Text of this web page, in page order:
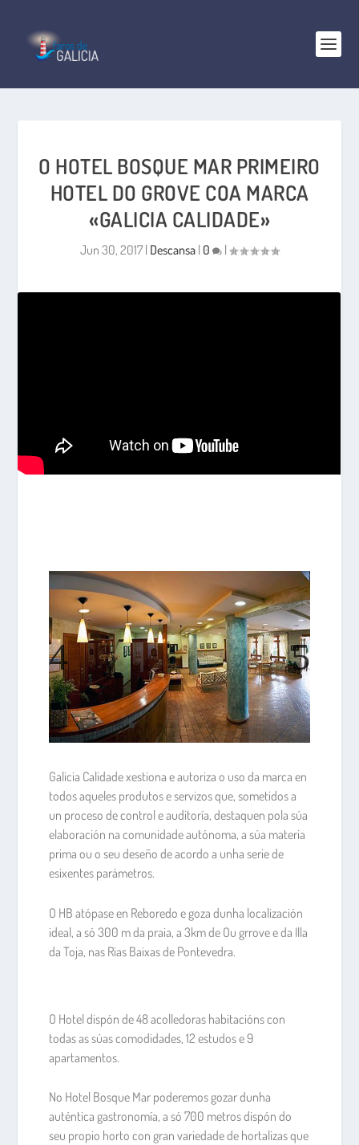
O HOTEL BOSQUE MAR PRIMEIRO
HOTEL DO GROVE COA MARCA
«GALICIA CALIDADE»
Jun 30, 2017 | Descansa | 0 |
Galicia Calidade xestiona e autoriza o uso da marca en
todos aqueles produtos e servizos que, sometidos a
un proceso de control e auditoría, destaquen pola súa
elaboración na comunidade autónoma, a súa materia
prima ou o seu deseño de acordo a unha serie de
esixentes parámetros.
O HB atópase en Reboredo e goza dunha localización
ideal, a só 300 m da praia, a 3km de Ou grrove e da Illa
da Toja, nas Rias Baixas de Pontevedra.
O Hotel dispón de 48 acolledoras habitacións con
todas as súas comodidades, 12 estudos e 9
apartamentos.
No Hotel Bosque Mar poderemos gozar dunha
auténtica gastronomía, a só 700 metros dispón do
seu propio horto con gran variedade de hortalizas que